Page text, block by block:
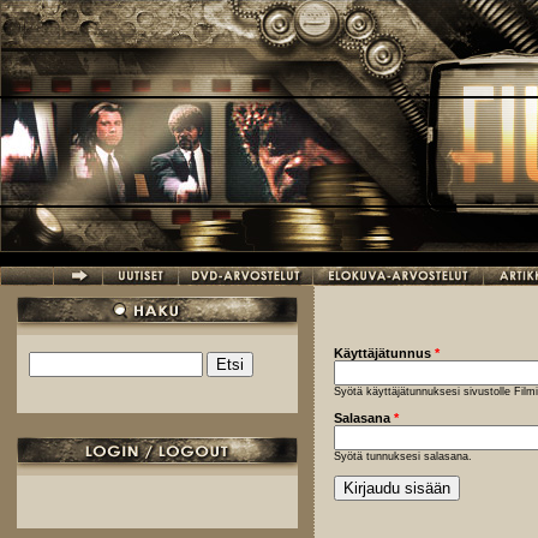
Hyppää pääsisältöön
Hakulomake
Käyttäjätunnus *
Syötä käyttäjätunnuksesi sivustolle
Salasana *
Syötä tunnuksesi salasana.